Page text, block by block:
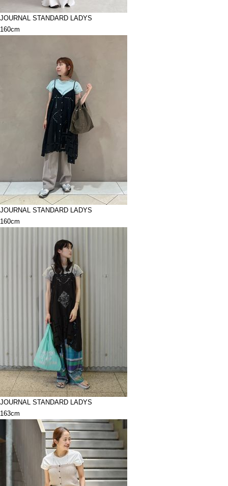
JOURNAL STANDARD LADYS
160cm
JOURNAL STANDARD LADYS
160cm
JOURNAL STANDARD LADYS
163cm